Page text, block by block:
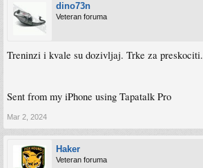
dino73n
Veteran foruma
Treninzi i kvale su dozivljaj. Trke za preskociti.
Sent from my iPhone using Tapatalk Pro
Mar 2, 2024
Haker
Veteran foruma